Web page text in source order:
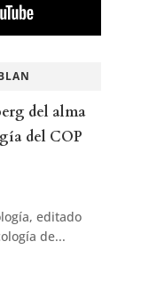
del alma
del COP
editado
de...